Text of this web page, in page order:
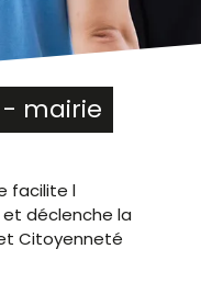
mairie
facilite l
et déclenche la
Citoyenneté